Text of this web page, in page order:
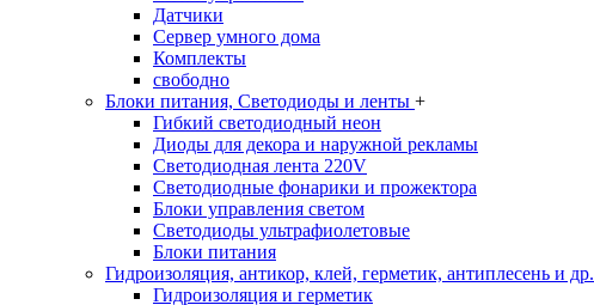
Датчики
Сервер умного дома
Комплекты
свободно
Блоки питания, Светодиоды и ленты +
Гибкий светодиодный неон
Диоды для декора и наружной рекламы
Светодиодная лента 220V
Светодиодные фонарики и прожектора
Блоки управления светом
Светодиоды ультрафиолетовые
Блоки питания
Гидроизоляция, антикор, клей, герметик, антиплесень и др.
Гидроизоляция и герметик